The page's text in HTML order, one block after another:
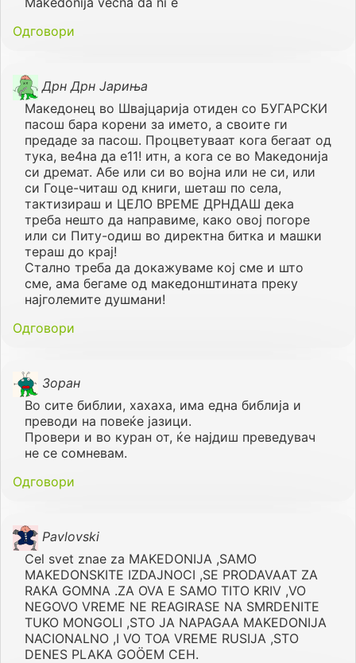
Одговори
Дрн Дрн Јариња
Македонец во Швајцарија отиден со БУГАРСКИ
пасош бара корени за името, а своите ги
предаде за пасош. Процветуваат кога бегаат од
тука, ве4на да е11! итн, а кога се во Македонија
си дремат. Абе или си во војна или не си, или
си Гоце-читаш од книги, шеташ по села,
тактизираш и ЦЕЛО ВРЕМЕ ДРНДАШ дека
треба нешто да направиме, како овој погоре
или си Питу-одиш во директна битка и машки
тераш до крај!
Стално треба да докажуваме кој сме и што
сме, ама бегаме од македонштината преку
најголемите душмани!
Одговори
Зоран
Во сите библии, хахаха, има една библија и
преводи на повеќе јазици.
Провери и во куран от, ќе најдиш преведувач
не се сомневам.
Одговори
Pavlovski
Cel svet znae za MAKEDONIJA ,SAMO
MAKEDONSKITE IZDAJNOCI ,SE PRODAVAAT ZA
RAKA GOMNA .ZA OVA E SAMO TITO KRIV ,VO
NEGOVO VREME NE REAGIRASE NA SMRDENITE
TUKO MONGOLI ,STO JA NAPAGAA MAKEDONIJA
NACIONALNO ,I VO TOA VREME RUSIJA ,STO
DENES PLAKA GOÖEM CEH.